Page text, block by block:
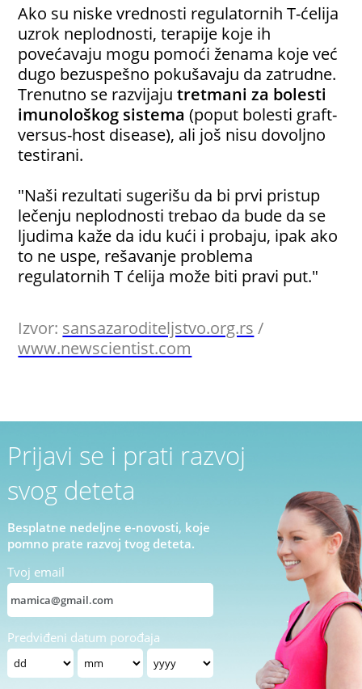
Ako su niske vrednosti regulatornih T-ćelija
uzrok neplodnosti, terapije koje ih
povećavaju mogu pomoći ženama koje već
dugo bezuspešno pokušavaju da zatrudne.
Trenutno se razvijajutretmani za bolesti
imunološkog sistema (poput bolesti graft-
versus-host disease), ali još nisu dovoljno
testirani.
"Naši rezultati sugerišu da bi prvi pristup
lečenju neplodnosti trebao da bude da se
ljudima kaže da idu kući i probaju, ipak ako
to ne uspe, rešavanje problema
regulatornih T ćelija može biti pravi put."
Izvor: sansazaroditeljstvo.org.rs /
www.newscientist.com
Prijavi se i prati razvoj
svog deteta
Besplatne nedeljne e-novosti, koje
pomno prate razvoj tvog deteta.
Tvoj email
Predviđeni datum porođaja